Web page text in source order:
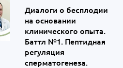
Диалоги о бесплодии
на основании
клинического опыта.
Баттл №1. Пептидная
регуляция
сперматогенеза.